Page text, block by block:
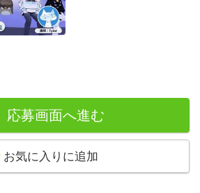
に巻き込まれないように守ったり、
は適切なアドバイスができる、そん
ただきます。学生＆保護者の方、大
応募画面へ進む
お気に入りに追加